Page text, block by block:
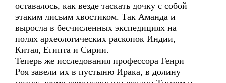
оставалось, как везде таскать дочку с собой
этаким лисьим хвостиком. Так Аманда и
выросла в бесчисленных экспедициях на
полях археологических раскопок Индии,
Китая, Египта и Сирии.
Теперь же исследования профессора Генри
Роя завели их в пустыню Ирака, в долину